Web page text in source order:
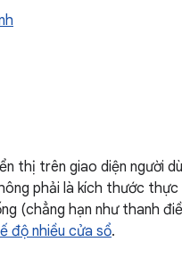
thị trên giao diện người
phải là kích thước
(chẳng hạn như thanh
độ nhiều cửa sổ.